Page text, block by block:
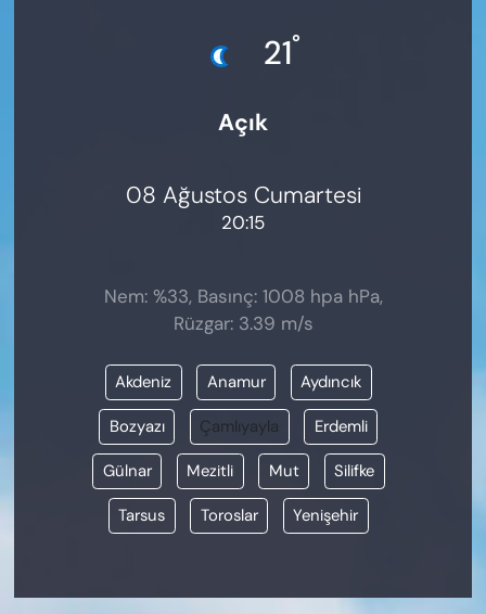
21°
Açık
08 Ağustos Cumartesi
20:15
Nem: %33, Basınç: 1008 hpa hPa,
Rüzgar: 3.39 m/s
Akdeniz Anamur Aydıncık
Bozyazı Çamlıyayla Erdemli
Gülnar Mezitli Mut Silifke
Tarsus Toroslar Yenişehir
ÖZEL HABER
SİYASET
VAN VE DİYARBAKIR HABERLERİ